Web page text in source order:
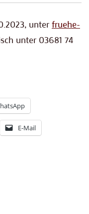
unter fruehe-
unter 03681 74
E-Mail